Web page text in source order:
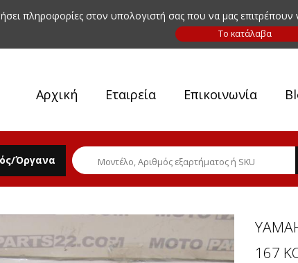
πληροφορίες στον υπολογιστή σας που να μας
Αρχική Εταιρεία Επικοινωνία
Όργανα
167